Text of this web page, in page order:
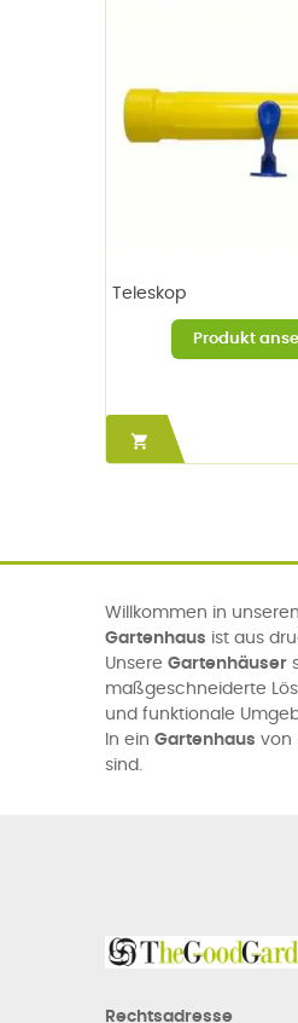
Teleskop

Willkommen in
Gartenhaus ist aus
Unsere Gartenhäuser
maßgeschneiderte
und funktionale
In ein Gartenhaus von
sind.
Rechtsadresse